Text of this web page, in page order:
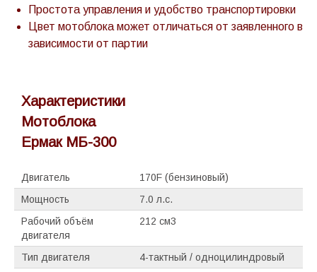
Простота управления и удобство транспортировки
Цвет мотоблока может отличаться от заявленного в
зависимости от партии
Характеристики
Мотоблока
Ермак МБ-300
Двигатель
170F (бензиновый)
Мощность
7.0 л.с.
Рабочий объём
двигателя
212 см3
Тип двигателя
4-тактный / одноцилиндровый